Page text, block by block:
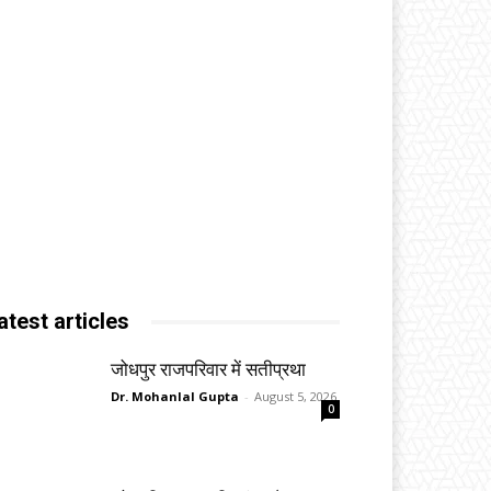
articles
जोधपुर राजपरिवार में सतीप्रथा
Dr. Mohanlal Gupta - August 5, 2026
0